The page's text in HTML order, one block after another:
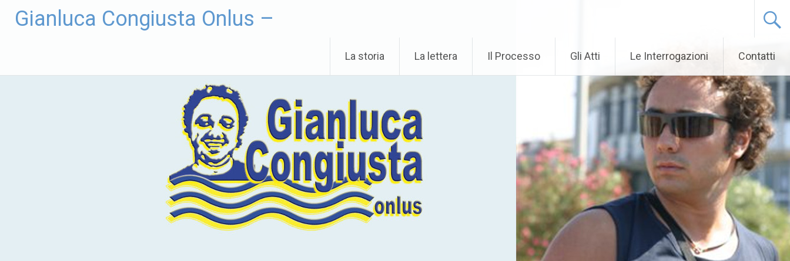
Gianluca Congiusta Onlus –
La storia La lettera Il Processo Gli Atti Le Interrogazioni Contatti